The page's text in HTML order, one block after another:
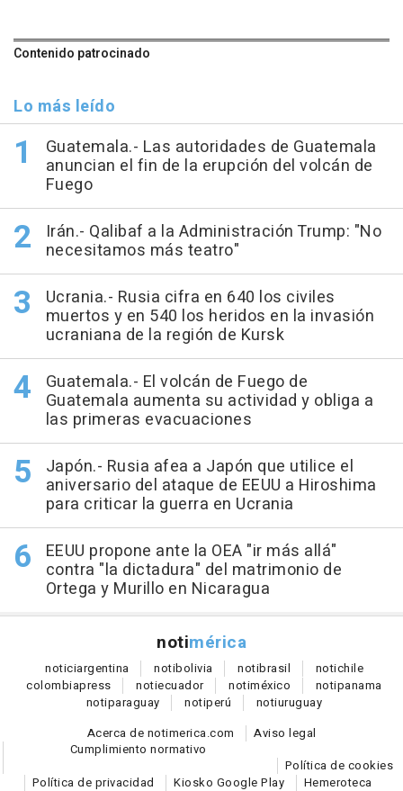
Contenido patrocinado
Lo más leído
Guatemala.- Las autoridades de Guatemala
anuncian el fin de la erupción del volcán de
Fuego
Irán.- Qalibaf a la Administración Trump: "No
necesitamos más teatro"
Ucrania.- Rusia cifra en 640 los civiles
muertos y en 540 los heridos en la invasión
ucraniana de la región de Kursk
Guatemala.- El volcán de Fuego de
Guatemala aumenta su actividad y obliga a
las primeras evacuaciones
Japón.- Rusia afea a Japón que utilice el
aniversario del ataque de EEUU a Hiroshima
para criticar la guerra en Ucrania
EEUU propone ante la OEA "ir más allá"
contra "la dictadura" del matrimonio de
Ortega y Murillo en Nicaragua
notimérica
noticiargentina notibolivia notibrasil notichile
colombiapress notiecuador notiméxico notipanama
notiparaguay notiperú notiuruguay
Acerca de notimerica.com
Aviso legal
Cumplimiento normativo
Política de cookies
Política de privacidad
Kiosko Google Play Hemeroteca